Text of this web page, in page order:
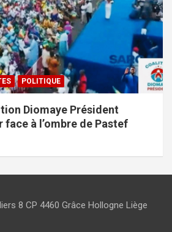
POLITIQUE
Diomaye Président
face à l’ombre de Pastef
8 CP 4460 Grâce Hollogne Liège